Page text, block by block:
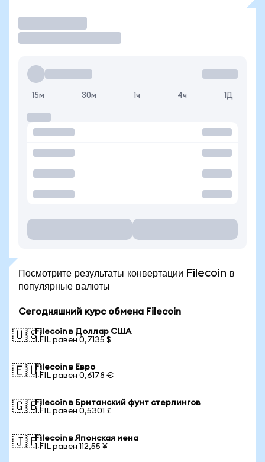
15м 30м 1ч 4ч 1Д
Посмотрите результаты конвертации Filecoin в
популярные валюты
Сегодняшний курс обмена Filecoin
🇺🇸Filecoin в Доллар США
1 FIL равен 0,7135 $
🇪🇺Filecoin в Евро
1 FIL равен 0,6178 €
🇬🇧Filecoin в Британский фунт стерлингов
1 FIL равен 0,5301 £
🇯🇵Filecoin в Японская иена
1 FIL равен 112,55 ¥